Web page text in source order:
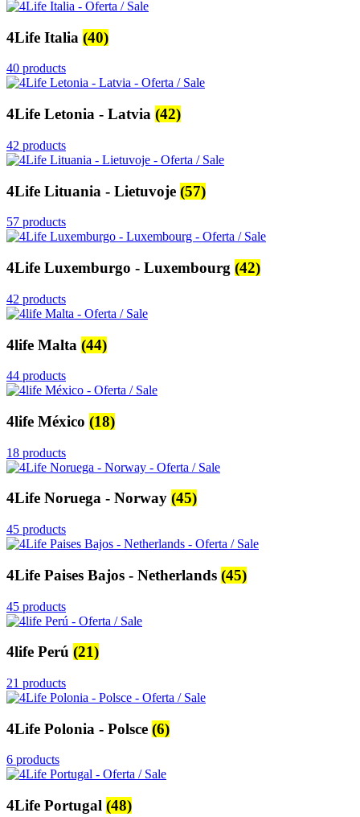
4Life Italia (40)
40 products
4Life Letonia - Latvia (42)
42 products
4Life Lituania - Lietuvoje (57)
57 products
4Life Luxemburgo - Luxembourg (42)
42 products
4life Malta (44)
44 products
4life México (18)
18 products
4Life Noruega - Norway (45)
45 products
4Life Paises Bajos - Netherlands (45)
45 products
4life Perú (21)
21 products
4Life Polonia - Polsce (6)
6 products
4Life Portugal (48)